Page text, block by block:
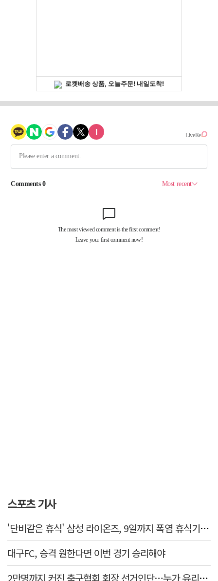
스포츠 기사
'단비같은 휴식' 삼성 라이온즈, 9일까지 폭염 휴식기에 재정비
대구FC, 승격 원한다면 이번 경기 승리해야
2만명까지 커진 축구협회 회장 선거인단…누가 유리할까